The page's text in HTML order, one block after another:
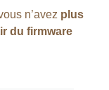
n’avez plus
du firmware